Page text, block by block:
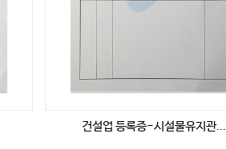
건설업 등록증-시설물유지관...